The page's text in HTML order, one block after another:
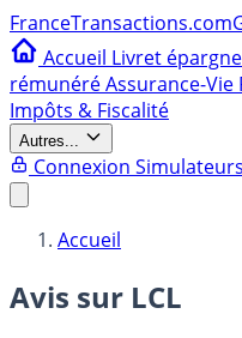
FranceTransactions.com
Accueil Livret épargne
rémunéréAssurance-Vie
Impôts & Fiscalité
Autres...
Connexion Simulateurs
Accueil
Avis sur LCL